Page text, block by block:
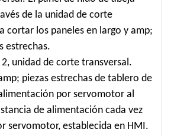
de la unidad de corte
cortar los paneles en largo y amp;
estrechas.
unidad de corte transversal.
piezas estrechas de tablero de
por servomotor al
de alimentación cada vez
servomotor, establecida en HMI.